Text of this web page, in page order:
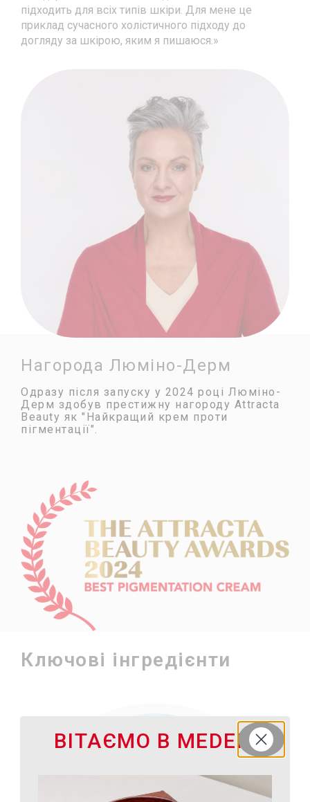
підходить для всіх типів шкіри. Для мене це
приклад сучасного холістичного підходу до
догляду за шкірою, яким я пишаюся.»
Нагорода Люміно-Дерм
Одразу після запуску у 2024 році Люміно-
Дерм здобув престижну нагороду Attracta
Beauty як "Найкращий крем проти
пігментації".
Ключові інгредієнти
ВІТАЄМО В MEDER